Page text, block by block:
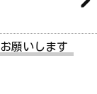
願いします